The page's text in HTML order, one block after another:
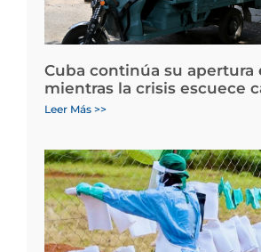
Cuba continúa su apertura
mientras la crisis escuece
Leer Más >>